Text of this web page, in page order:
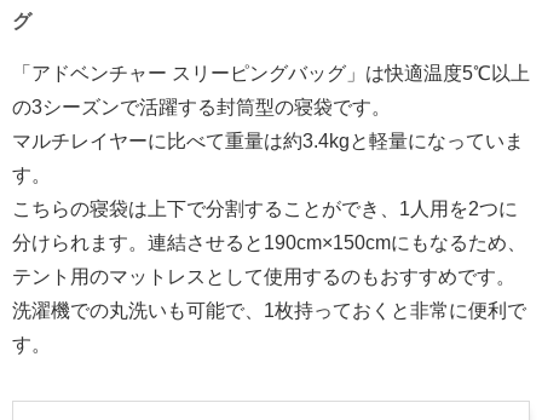
グ
「アドベンチャー スリーピングバッグ」は快適温度5℃以上
の3シーズンで活躍する封筒型の寝袋です。
マルチレイヤーに比べて重量は約3.4kgと軽量になっていま
す。
こちらの寝袋は上下で分割することができ、1人用を2つに
分けられます。連結させると190cm×150cmにもなるため、
テント用のマットレスとして使用するのもおすすめです。
洗濯機での丸洗いも可能で、1枚持っておくと非常に便利で
す。